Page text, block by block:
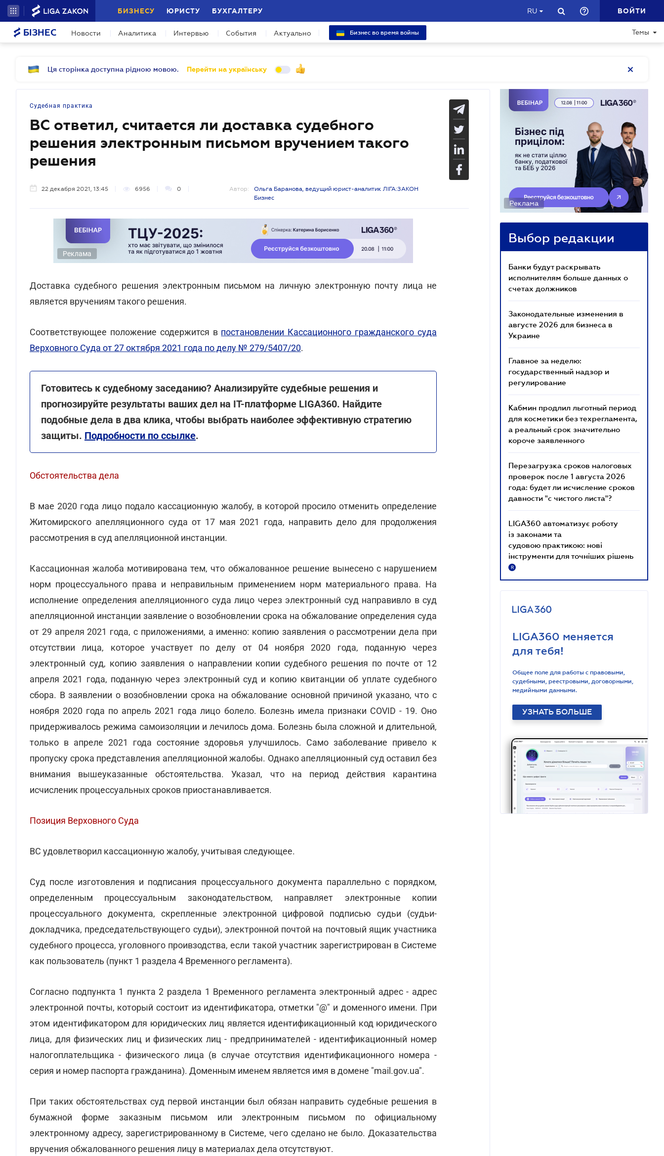
БИЗНЕСУ ЮРИСТУ БУХГАЛТЕРУ RU ВОЙТИ
БІЗНЕС Новости Аналитика Интервью События Актуально Бизнес во время войны Темы
Ця сторінка доступна рідною мовою. Перейти на українську
Судебная практика
ВС ответил, считается ли доставка судебного
решения электронным письмом вручением такого
решения
22 декабря 2021, 13:45 6956 0 Автор:
Ольга Баранова, ведущий юрист-аналитик ЛІГА:ЗАКОН
Бизнес
Реклама
Доставка судебного решения электронным письмом на личную электронную почту лица не
является вручениям такого решения.
Соответствующее положение содержится в постановлении Кассационного гражданского суда
Верховного Суда от 27 октября 2021 года по делу № 279/5407/20.
Готовитесь к судебному заседанию? Анализируйте судебные решения и
прогнозируйте результаты ваших дел на IТ-платформе LIGA360. Найдите
подобные дела в два клика, чтобы выбрать наиболее эффективную стратегию
защиты. Подробности по ссылке.
Обстоятельства дела
В мае 2020 года лицо подало кассационную жалобу, в которой просило отменить определение
Житомирского апелляционного суда от 17 мая 2021 года, направить дело для продолжения
рассмотрения в суд апелляционной инстанции.
Кассационная жалоба мотивирована тем, что обжалованное решение вынесено с нарушением
норм процессуального права и неправильным применением норм материального права. На
исполнение определения апелляционного суда лицо через электронный суд направивло в суд
апелляционной инстанции заявление о возобновлении срока на обжалование определения суда
от 29 апреля 2021 года, с приложениями, а именно: копию заявления о рассмотрении дела при
отсутствии лица, которое участвует по делу от 04 ноября 2020 года, поданную через
электронный суд, копию заявления о направлении копии судебного решения по почте от 12
апреля 2021 года, поданную через электронный суд и копию квитанции об уплате судебного
сбора. В заявлении о возобновлении срока на обжалование основной причиной указано, что с
ноября 2020 года по апрель 2021 года лицо болело. Болезнь имела признаки COVID - 19. Оно
придерживалось режима самоизоляции и лечилось дома. Болезнь была сложной и длительной,
только в апреле 2021 года состояние здоровья улучшилось. Само заболевание привело к
пропуску срока представления апелляционной жалобы. Однако апелляционный суд оставил без
внимания вышеуказанные обстоятельства. Указал, что на период действия карантина
исчисленик процессуальных сроков приостанавливается.
Позиция Верховного Суда
ВС удовлетворил кассационную жалобу, учитывая следующее.
Суд после изготовления и подписания процессуального документа параллельно с порядком,
определенным процессуальным законодательством, направляет электронные копии
процессуального документа, скрепленные электронной цифровой подписью судьи (судьи-
докладчика, председательствующего судьи), электронной почтой на почтовый ящик участника
судебного процесса, уголовного проивзодства, если такой участник зарегистрирован в Системе
как пользователь (пункт 1 раздела 4 Временного регламента).
Согласно подпункта 1 пункта 2 раздела 1 Временного регламента электронный адрес - адрес
электронной почты, который состоит из идентификатора, отметки "@" и доменного имени. При
этом идентификатором для юридических лиц является идентификационный код юридического
лица, для физических лиц и физических лиц - предпринимателей - идентификационный номер
налогоплательщика - физического лица (в случае отсутствия идентификационного номера -
серия и номер паспорта гражданина). Доменным именем является имя в домене "mail.gov.ua".
При таких обстоятельствах суд первой инстанции был обязан направить судебные решения в
бумажной форме заказным письмом или электронным письмом по официальному
электронному адресу, зарегистрированному в Системе, чего сделано не было. Доказательства
вручения обжалованного решения лицу в материалах дела отсутствуют.
Реклама
Выбор редакции
Банки будут раскрывать
исполнителям больше данных о
счетах должников
Законодательные изменения в
августе 2026 для бизнеса в
Украине
Главное за неделю:
государственный надзор и
регулирование
Кабмин продлил льготный период
для косметики без техрегламента,
а реальный срок значительно
короче заявленного
Перезагрузка сроков налоговых
проверок после 1 августа 2026
года: будет ли исчисление сроков
давности "с чистого листа"?
LIGA360 автоматизує роботу
із законами та
судовою практикою: нові
інструменти для точніших рішень
R
LIGA360 меняется
для тебя!
Общее поле для работы с правовыми,
судебными, реестровыми, договорными,
медийными данными.
УЗНАТЬ БОЛЬШЕ